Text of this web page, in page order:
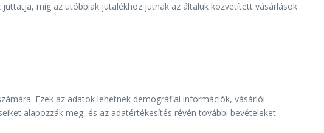
míg az utóbbiak jutalékhoz jutnak az általuk közvetített vásárlások
Ezek az adatok lehetnek demográfiai információk, vásárlói
alapozzák meg, és az adatértékesítés révén további bevételeket